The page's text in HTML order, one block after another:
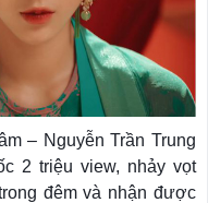
– Nguyễn Trần Trung
2 triệu view, nhảy vọt
đêm và nhận được